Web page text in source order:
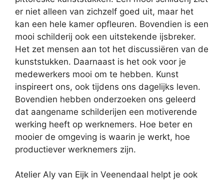
er niet alleen van zichzelf goed uit, maar het
kan een hele kamer opfleuren. Bovendien is een
mooi schilderij ook een uitstekende ijsbreker.
Het zet mensen aan tot het discussiëren van de
kunststukken. Daarnaast is het ook voor je
medewerkers mooi om te hebben. Kunst
inspireert ons, ook tijdens ons dagelijks leven.
Bovendien hebben onderzoeken ons geleerd
dat aangename schilderijen een motiverende
werking heeft op werknemers. Hoe beter en
mooier de omgeving is waarin je werkt, hoe
productiever werknemers zijn.
Atelier Aly van Eijk in Veenendaal helpt je ook